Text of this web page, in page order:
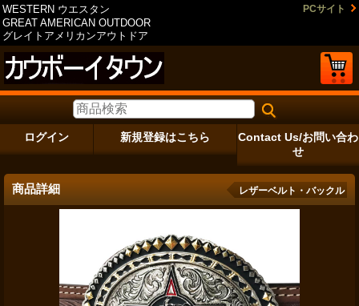
WESTERN ウエスタン
GREAT AMERICAN OUTDOOR
グレイトアメリカンアウトドア
PCサイト
ログイン 新規登録はこちら
Contact Us/お問い合わ
せ
商品詳細 レザーベルト・バックル